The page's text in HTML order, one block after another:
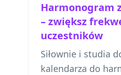
Harmonogram
– zwiększ
uczestników
Siłownie i studia
kalendarza do